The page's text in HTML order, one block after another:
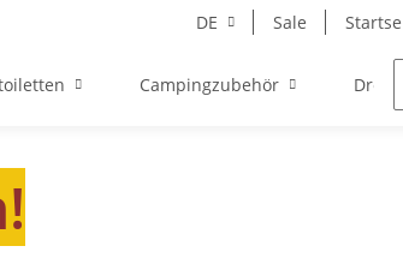
DE Sale
Campingzubehör